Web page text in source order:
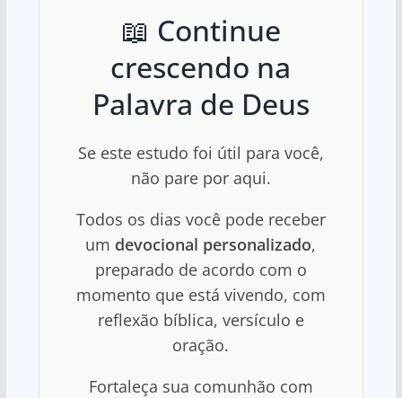
📖 Continue
crescendo na
Palavra de Deus
Se este estudo foi útil para você,
não pare por aqui.
Todos os dias você pode receber
um devocional personalizado,
preparado de acordo com o
momento que está vivendo, com
reflexão bíblica, versículo e
oração.
Fortaleça sua comunhão com